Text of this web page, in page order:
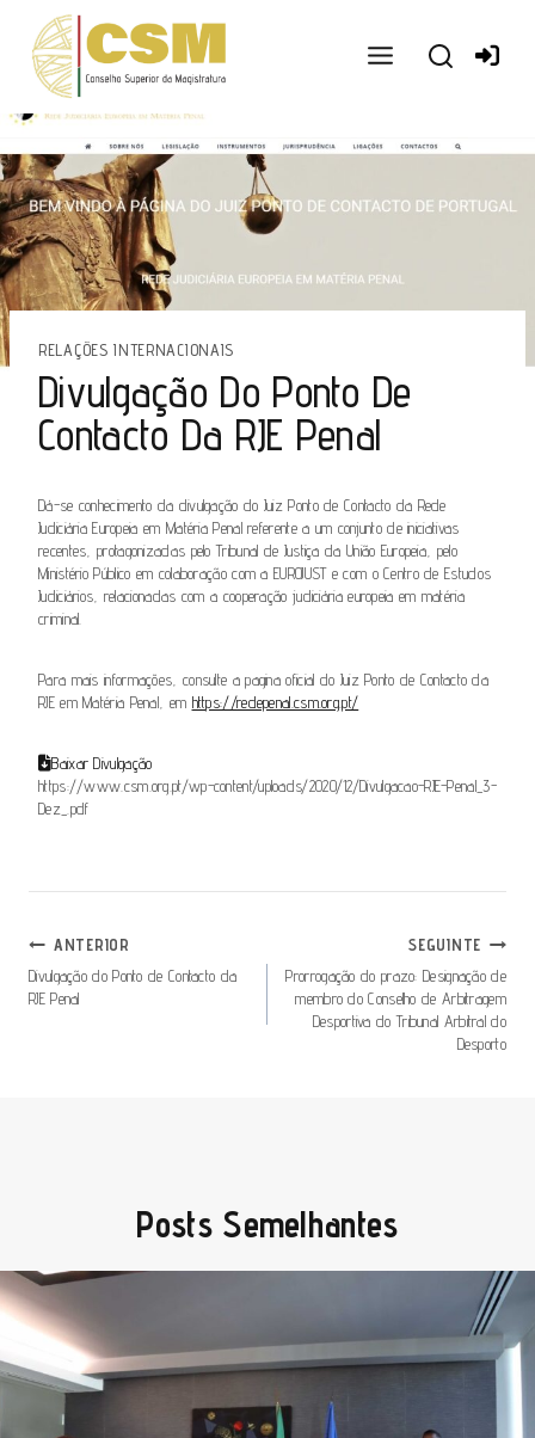
conteúdo
RELAÇÕES INTERNACIONAIS
Divulgação Do Ponto De
Contacto Da RJE Penal
Dá-se conhecimento da divulgação do Juiz Ponto de Contacto da Rede
Judiciária Europeia em Matéria Penal referente a um conjunto de iniciativas
recentes, protagonizadas pelo Tribunal de Justiça da União Europeia, pelo
Ministério Público em colaboração com a EUROJUST e com o Centro de Estudos
Judiciários, relacionadas com a cooperação judiciária europeia em matéria
criminal.
Para mais informações, consulte a pagina oficial do Juiz Ponto de Contacto da
RJE em Matéria Penal, em https://redepenal.csm.org.pt/
Baixar Divulgação
https://www.csm.org.pt/wp-content/uploads/2020/12/Divulgacao-RJE-Penal_3-
Dez_.pdf
Navegação
De
Artigos
ANTERIOR
Divulgação do Ponto de Contacto da
RJE Penal
SEGUINTE
Prorrogação do prazo: Designação de
membro do Conselho de Arbitragem
Desportiva do Tribunal Arbitral do
Desporto
Posts Semelhantes